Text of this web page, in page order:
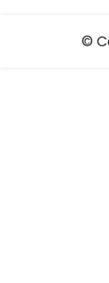
©